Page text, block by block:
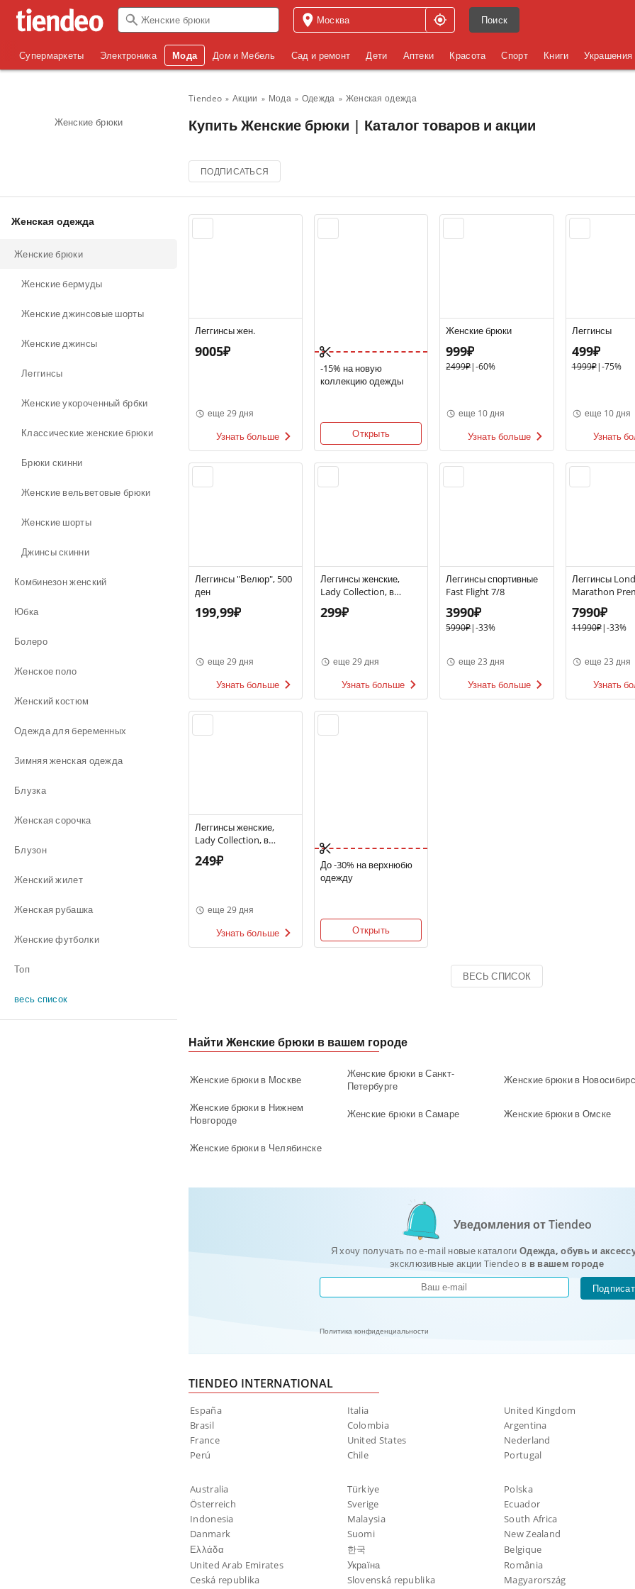
Поиск
Супермаркеты Электроника Мода Дом и Мебель Сад и ремонт Дети Аптеки Красота Спорт Книги Украшения
Женские брюки
Tiendeo Акции Мода Одежда Женская одежда
Купить Женские брюки | Каталог товаров и акции
ПОДПИСАТЬСЯ
Женская одежда
Женские брюки
Женские бермуды
Женские джинсовые шорты
Женские джинсы
Леггинсы
Женские укороченный брбки
Классические женские брюки
Брюки скинни
Женские вельветовые брюки
Женские шорты
Джинсы скинни
Комбинезон женский
Юбка
Болеро
Женское поло
Женский костюм
Одежда для беременных
Зимняя женская одежда
Блузка
Женская сорочка
Блузон
Женский жилет
Женская рубашка
Женские футболки
Топ
весь список
Леггинсы жен.
9005₽
еще 29 дня
Узнать больше
-15% на новую
коллекцию одежды
Открыть
Женские брюки
999₽
2499₽|-60%
еще 10 дня
Узнать больше
Леггинсы
499₽
1999₽|-75%
еще 10 дня
Узнать
Леггинсы "Велюр", 500
ден
199,99₽
еще 29 дня
Узнать больше
Леггинсы женские,
Lady Collection, в
ассортименте
299₽
еще 29 дня
Узнать больше
Леггинсы спортивные
Fast Flight 7/8
3990₽
5990₽|-33%
еще 23 дня
Узнать больше
Леггинсы
Marathon
Printed Impact
7990₽
11990₽|-33%
еще 23 дня
Узнать
Леггинсы женские,
Lady Collection, в
ассортименте
249₽
еще 29 дня
Узнать больше
До -30% на верхнюбю
одежду
Открыть
ВЕСЬ СПИСОК
Найти Женские брюки в вашем городе
Женские брюки в Москве
Женские брюки в Санкт-
Петербурге
Женские брюки в
Женские брюки в Нижнем
Новгороде
Женские брюки в Самаре Женские брюки в Омске
Женские брюки в Челябинске
Уведомления от Tiendeo
Я хочу получать по e-mail новые каталоги Одежда, обувь и
эксклюзивные акции Tiendeo в в вашем городе
Политика конфиденциальности
TIENDEO INTERNATIONAL
España Italia United Kingdom
Brasil
Colombia Argentina
France
United States Nederland
Perú
Chile
Portugal
Australia
Türkiye Polska
Österreich
Sverige Ecuador
Indonesia
Malaysia South Africa
Danmark
Suomi New Zealand
Ελλάδα
한국 Belgique
United Arab Emirates
Україна România
Ceská republika
Slovenská republika Magyarország